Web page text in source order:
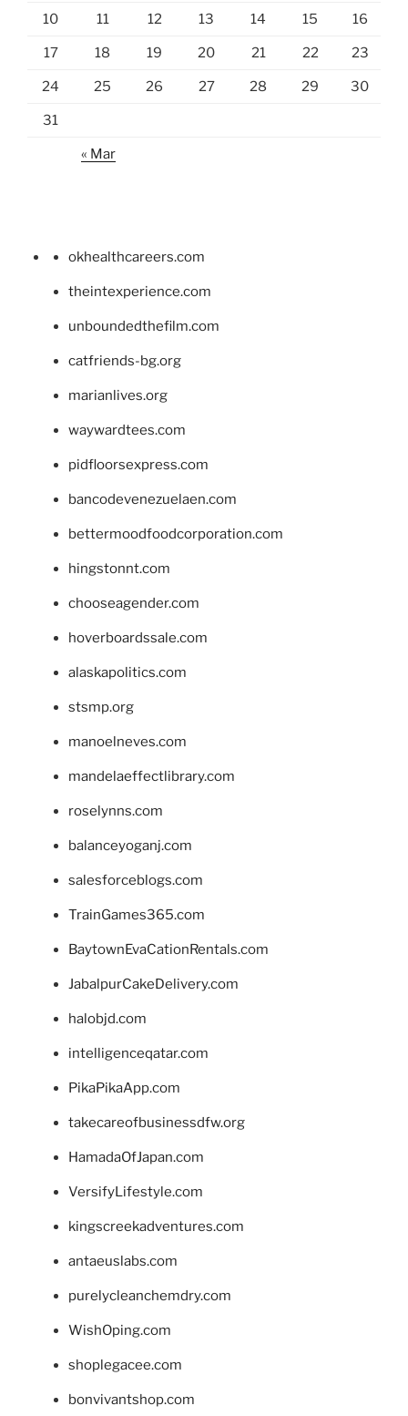
10 11 12 13 14 15 16
17 18 19 20 21 22 23
24 25 26 27 28 29 30
31
« Mar
okhealthcareers.com
theintexperience.com
unboundedthefilm.com
catfriends-bg.org
marianlives.org
waywardtees.com
pidfloorsexpress.com
bancodevenezuelaen.com
bettermoodfoodcorporation.com
hingstonnt.com
chooseagender.com
hoverboardssale.com
alaskapolitics.com
stsmp.org
manoelneves.com
mandelaeffectlibrary.com
roselynns.com
balanceyoganj.com
salesforceblogs.com
TrainGames365.com
BaytownEvaCationRentals.com
JabalpurCakeDelivery.com
halobjd.com
intelligenceqatar.com
PikaPikaApp.com
takecareofbusinessdfw.org
HamadaOfJapan.com
VersifyLifestyle.com
kingscreekadventures.com
antaeuslabs.com
purelycleanchemdry.com
WishOping.com
shoplegacee.com
bonvivantshop.com